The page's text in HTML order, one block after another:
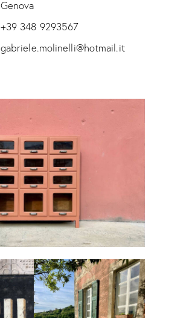
Genova
+39 348 9293567
gabriele.molinelli@hotmail.it